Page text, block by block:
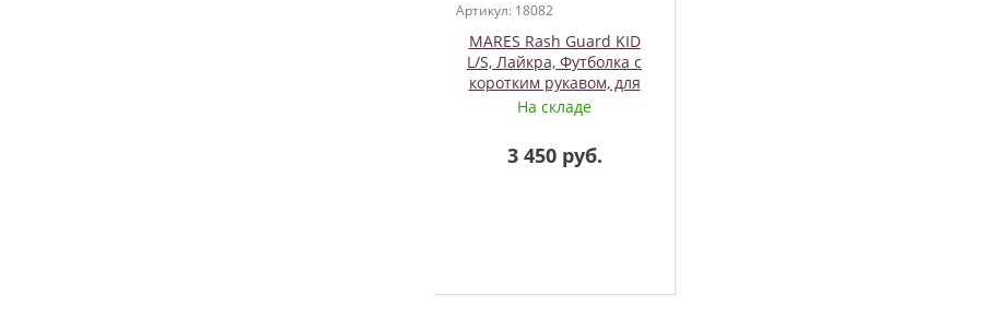
Артикул: 18082
MARES Rash Guard KID
L/S, Лайкра, Футболка с
коротким рукавом, для
девочки
На складе
3 450 руб.